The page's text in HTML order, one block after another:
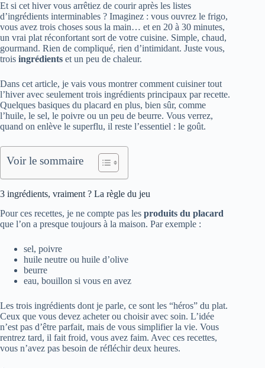
Et si cet hiver vous arrêtiez de courir après les listes
d’ingrédients interminables ? Imaginez : vous ouvrez le frigo,
vous avez trois choses sous la main… et en 20 à 30 minutes,
un vrai plat réconfortant sort de votre cuisine. Simple, chaud,
gourmand. Rien de compliqué, rien d’intimidant. Juste vous,
trois ingrédients et un peu de chaleur.
Dans cet article, je vais vous montrer comment cuisiner tout
l’hiver avec seulement trois ingrédients principaux par recette.
Quelques basiques du placard en plus, bien sûr, comme
l’huile, le sel, le poivre ou un peu de beurre. Vous verrez,
quand on enlève le superflu, il reste l’essentiel : le goût.
Voir le sommaire
3 ingrédients, vraiment ? La règle du jeu
Pour ces recettes, je ne compte pas les produits du placard
que l’on a presque toujours à la maison. Par exemple :
sel, poivre
huile neutre ou huile d’olive
beurre
eau, bouillon si vous en avez
Les trois ingrédients dont je parle, ce sont les “héros” du plat.
Ceux que vous devez acheter ou choisir avec soin. L’idée
n’est pas d’être parfait, mais de vous simplifier la vie. Vous
rentrez tard, il fait froid, vous avez faim. Avec ces recettes,
vous n’avez pas besoin de réfléchir deux heures.